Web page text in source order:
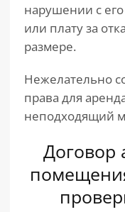
нарушении с
или плату за
размере.
Нежелательно
права для
неподходящий
Договор